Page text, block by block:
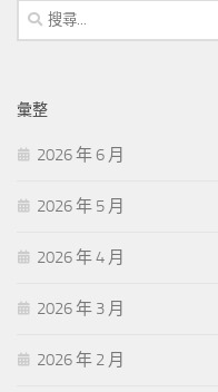
搜
尋
字:
彙整
2026 年 6 月
2026 年 5 月
2026 年 4 月
2026 年 3 月
2026 年 2 月